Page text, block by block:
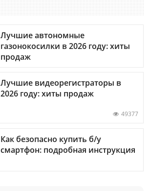
Лучшие автономные
газонокосилки в 2026 году: хиты
продаж
Лучшие видеорегистраторы в
2026 году: хиты продаж
49377
Как безопасно купить б/у
смартфон: подробная инструкция